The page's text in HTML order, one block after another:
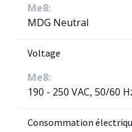
Me8:
MDG Neutral
Voltage
Me8:
190 - 250 VAC, 50/60
Consommation